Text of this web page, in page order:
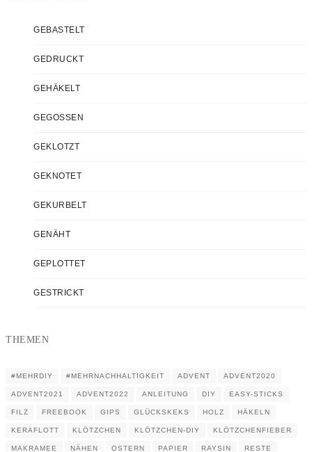
GEBASTELT
GEDRUCKT
GEHÄKELT
GEGOSSEN
GEKLOTZT
GEKNOTET
GEKURBELT
GENÄHT
GEPLOTTET
GESTRICKT
THEMEN
#MEHRDIY #MEHRNACHHALTIGKEIT ADVENT ADVENT2020
ADVENT2021 ADVENT2022 ANLEITUNG DIY EASY-STICKS
FILZ FREEBOOK GIPS GLÜCKSKEKS HOLZ HÄKELN
KERAFLOTT KLÖTZCHEN KLÖTZCHEN-DIY KLÖTZCHENFIEBER
MAKRAMEE NÄHEN OSTERN PAPIER RAYSIN RESTE